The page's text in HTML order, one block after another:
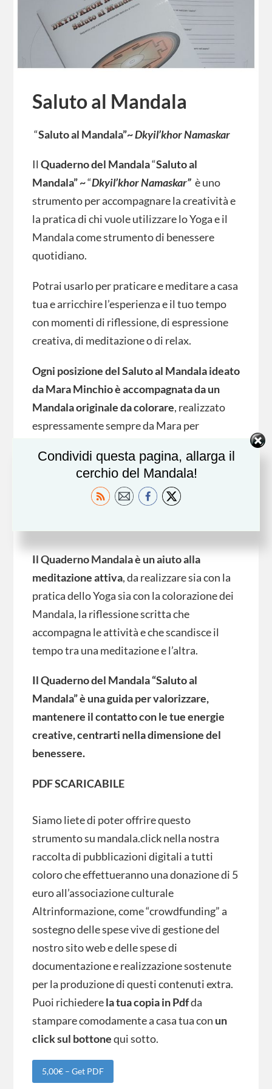
Saluto al Mandala
“Saluto al Mandala”~Dkyil’khor Namaskar
Il Quadernodel Mandala“Saluto al
Mandala” ~“Dkyil’khor Namaskar” è uno
strumento per accompagnare la creatività e
la pratica di chi vuole utilizzare lo Yoga e il
Mandala come strumento di benessere
quotidiano.
Potrai usarlo per praticare e meditare a casa
tua e arricchire l’esperienza e il tuo tempo
con momenti di riflessione, di espressione
creativa, di meditazione o di relax.
Ogni posizione del Saluto al Mandala ideato
da Mara Minchio è accompagnata da un
Mandala originale da colorare, realizzato
espressamente sempre da Mara per
La sequenza di forme e di simboli una volta
completata e riempita di colore, si
proprio percorso interiore.
Il Quaderno Mandala è un aiuto alla
meditazione attiva, da realizzare sia con la
pratica dello Yoga sia con la colorazione dei
Mandala, la riflessione scritta che
accompagna le attività e che scandisce il
tempo tra una meditazione e l’altra.
Il Quaderno del Mandala “Saluto al
Mandala” è una guida per valorizzare,
mantenere il contatto con le tue energie
creative, centrarti nella dimensione del
benessere.
PDF SCARICABILE
Siamo liete di poter offrire questo
strumento su mandala.click nella nostra
raccolta di pubblicazioni digitali a tutti
coloro che effettueranno una donazione di 5
euro all’associazione culturale
Altrinformazione, come “crowdfunding” a
sostegno delle spese vive di gestione del
nostro sito web e delle spese di
documentazione e realizzazione sostenute
per la produzione di questi contenuti extra.
Puoi richiederela tua copia in Pdfda
stampare comodamente a casa tua con un
click sul bottonequi sotto.
5,00€ – Get PDF
Condividi questa pagina, allarga il
cerchio del Mandala!